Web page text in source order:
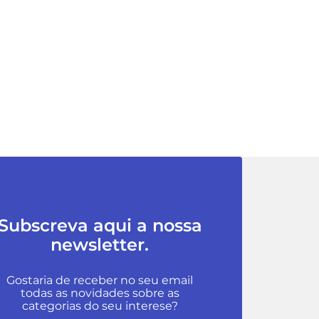
aqui a nossa
newsletter.
Gostaria de receber no seu email
todas as novidades sobre as
categorias do seu interese?